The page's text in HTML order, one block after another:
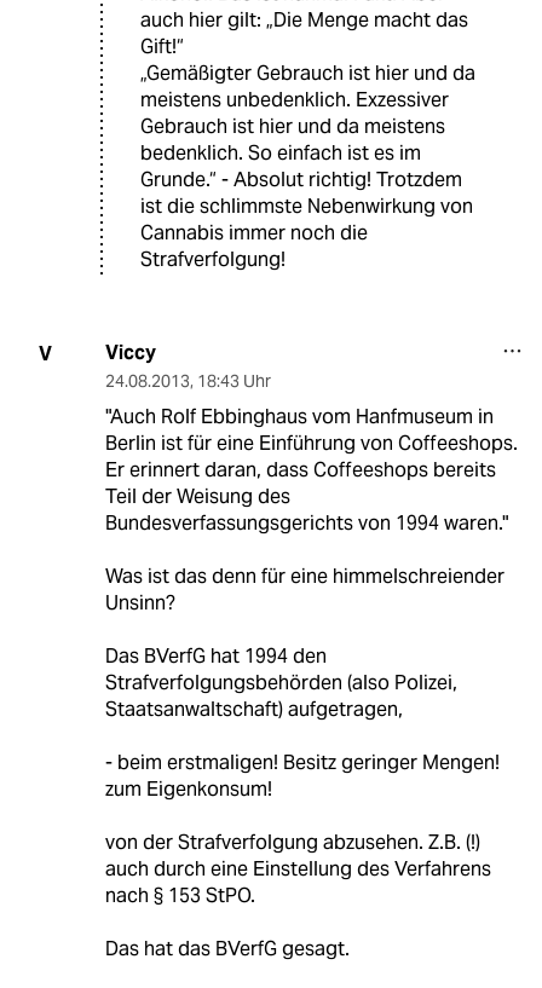
auch hier gilt: „Die Menge macht das
Gift!“
„Gemäßigter Gebrauch ist hier und da
meistens unbedenklich. Exzessiver
Gebrauch ist hier und da meistens
bedenklich. So einfach ist es im
Grunde.“ - Absolut richtig! Trotzdem
ist die schlimmste Nebenwirkung von
Cannabis immer noch die
Strafverfolgung!
V Viccy
24.08.2013, 18:43 Uhr
"Auch Rolf Ebbinghaus vom Hanfmuseum in
Berlin ist für eine Einführung von Coffeeshops.
Er erinnert daran, dass Coffeeshops bereits
Teil der Weisung des
Bundesverfassungsgerichts von 1994 waren."
Was ist das denn für eine himmelschreiender
Unsinn?
Das BVerfG hat 1994 den
Strafverfolgungsbehörden (also Polizei,
Staatsanwaltschaft) aufgetragen,
- beim erstmaligen! Besitz geringer Mengen!
zum Eigenkonsum!
von der Strafverfolgung abzusehen. Z.B. (!)
auch durch eine Einstellung des Verfahrens
nach § 153 StPO.
Das hat das BVerfG gesagt.